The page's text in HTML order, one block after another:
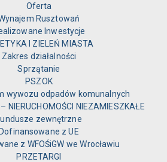
Oferta
Rusztowań
Inwestycje
I ZIELEŃ MIASTA
Zakres działalności
Sprzątanie
PSZOK
wywozu odpadów komunalnych
NIERUCHOMOŚCI NIEZAMIESZKAŁE
zewnętrzne
Dofinansowane z UE
z WFOŚiGW we Wrocławiu
PRZETARGI